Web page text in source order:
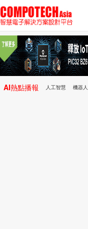
AI熱點播報 人工智慧 機器人